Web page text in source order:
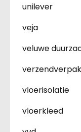
unilever
veja
veluwe
vloerisolatie
vloerkleed